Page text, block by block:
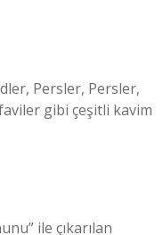
Persler, Persler,
gibi çeşitli kavim
ile çıkarılan